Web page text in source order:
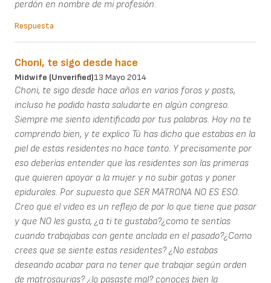
perdón en nombre de mi profesión.
Respuesta
Choni, te sigo desde hace
Midwife (unverified)13 Mayo 2014
Choni, te sigo desde hace años en varios foros y posts,
incluso he podido hasta saludarte en algún congreso.
Siempre me siento identificada por tus palabras. Hoy no te
comprendo bien, y te explico Tú has dicho que estabas en la
piel de estas residentes no hace tanto. Y precisamente por
eso deberías entender que las residentes son las primeras
que quieren apoyar a la mujer y no subir gotas y poner
epidurales. Por supuesto que SER MATRONA NO ES ESO.
Creo que el video es un reflejo de por lo que tiene que pasar
y que NO les gusta, ¿a ti te gustaba?¿como te sentías
cuando trabajabas con gente anclada en el pasado?¿Como
crees que se siente estas residentes? ¿No estabas
deseando acabar para no tener que trabajar según orden
de matrosaurias? ¿lo pasaste mal? conoces bien la